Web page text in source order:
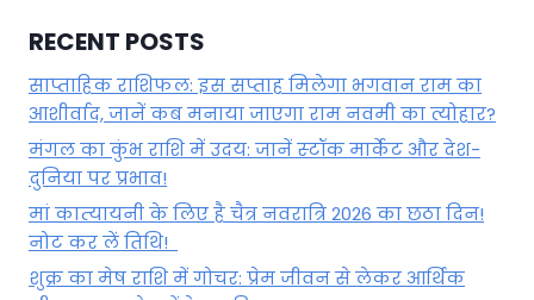
RECENT POSTS
साप्ताहिक राशिफल: इस सप्ताह मिलेगा भगवान राम का
आशीर्वाद, जानें कब मनाया जाएगा राम नवमी का त्योहार?
मंगल का कुंभ राशि में उदय: जानें स्‍टॉक मार्केट और देश-
दुनिया पर प्रभाव!
मां कात्‍यायनी के लिए है चैत्र नवरात्रि 2026 का छठा दिन!
नोट कर लें तिथि!
शुक्र का मेष राशि में गोचर: प्रेम जीवन से लेकर आर्थिक